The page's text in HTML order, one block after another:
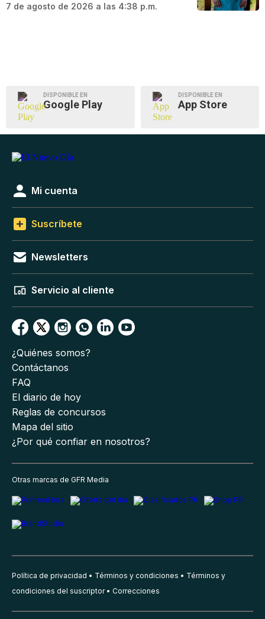
7 de agosto de 2026 a las 4:38 p.m.
DISPONIBLE EN
Google Play
DISPONIBLE EN
App Store
Mi cuenta
Suscríbete
Newsletters
Servicio al cliente
¿Quiénes somos?
Contáctanos
FAQ
El diario de hoy
Reglas de concursos
Mapa del sitio
¿Por qué confiar en nosotros?
Otras marcas de GFR Media
Política de privacidad Términos y condiciones
Términos y
condiciones del suscriptor
Correcciones